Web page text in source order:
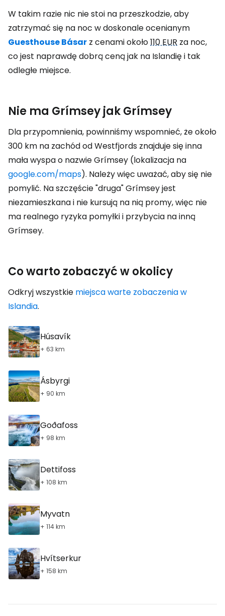
W takim razie nic nie stoi na przeszkodzie, aby
zatrzymać się na noc w doskonale ocenianym
Guesthouse Básar z cenami około110 EUR za noc,
co jest naprawdę dobrą ceną jak na Islandię i tak
odległe miejsce.
Nie ma Grímsey jak Grímsey
Dla przypomnienia, powinniśmy wspomnieć, że około
300 km na zachód od Westfjords znajduje się inna
mała wyspa o nazwie Grímsey (lokalizacja na
google.com/maps). Należy więc uważać, aby się nie
pomylić. Na szczęście "druga" Grímsey jest
niezamieszkana i nie kursują na nią promy, więc nie
ma realnego ryzyka pomyłki i przybycia na inną
Grímsey.
Co warto zobaczyć w okolicy
Odkryj wszystkie miejsca warte zobaczenia w
Islandia.
Húsavík
+ 63 km
Ásbyrgi
+ 90 km
Goðafoss
+ 98 km
Dettifoss
+ 108 km
Myvatn
+ 114 km
Hvítserkur
+ 158 km